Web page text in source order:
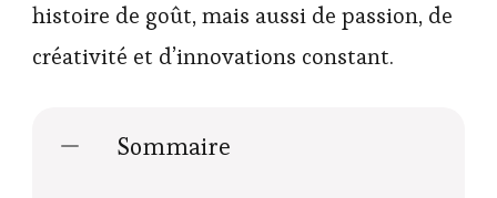
histoire de goût, mais aussi de passion, de
créativité et d’innovations constant.
Sommaire